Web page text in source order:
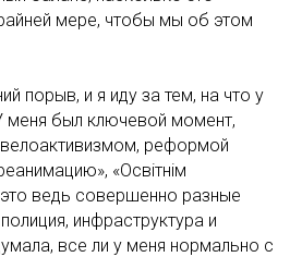
мере, чтобы мы об этом
порыв, и я иду за тем, на что у
меня был ключевой момент,
реформой
«Освiтнiм
ведь совершенно разные
инфраструктура и
все ли у меня нормально с